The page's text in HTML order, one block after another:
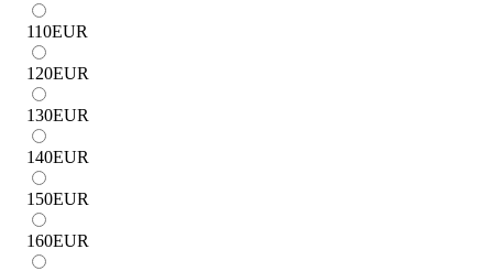
110EUR
120EUR
130EUR
140EUR
150EUR
160EUR